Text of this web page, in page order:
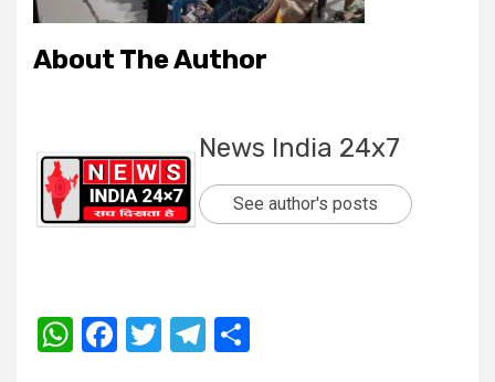
About The Author
News India 24x7
See author's posts
WhatsApp
Facebook
TwitterTelegram